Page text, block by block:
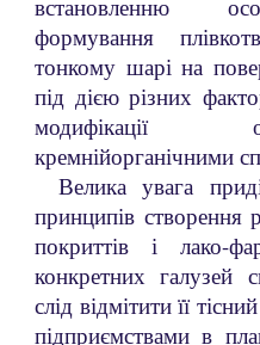
встановленню
формування
тонкому шарі на
під дією різних
модифікації
кремнійорганічними
Велика увага
принципів створення
покриттів і лако-
конкретних
слід відмітити її
підприємствами в